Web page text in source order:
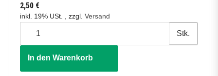
2,50 €
inkl. 19% USt. , zzgl. Versand
Stk.
In den Warenkorb